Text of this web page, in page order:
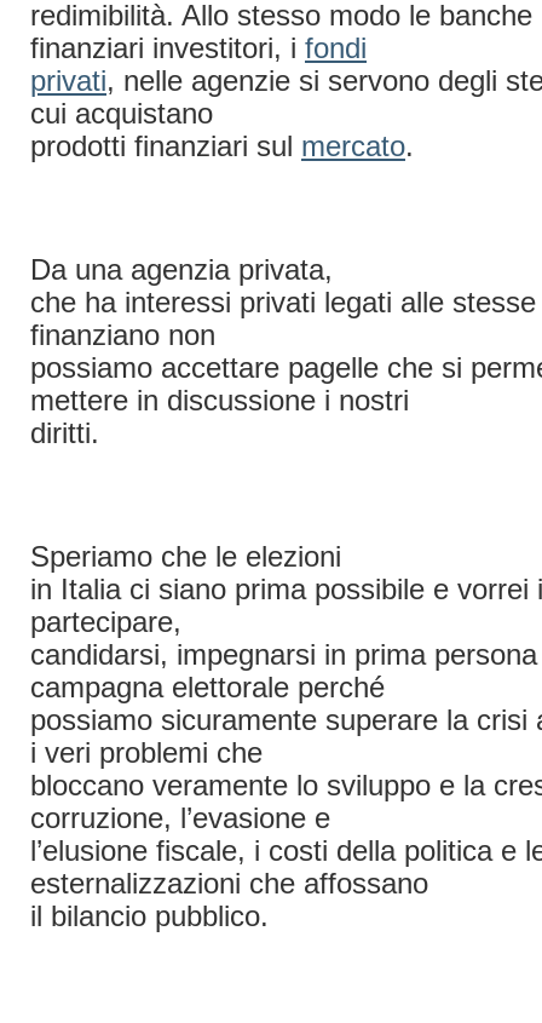
redimibilità. Allo stesso modo le banche
finanziari investitori, i fondi
privati, nelle agenzie si servono degli
cui acquistano
prodotti finanziari sul mercato.
Da una agenzia privata,
che ha interessi privati legati alle
finanziano non
possiamo accettare pagelle che si
mettere in discussione i nostri
diritti.
Speriamo che le elezioni
in Italia ci siano prima possibile e vorrei
partecipare,
candidarsi, impegnarsi in prima
campagna elettorale perché
possiamo sicuramente superare la crisi
i veri problemi che
bloccano veramente lo sviluppo e la
corruzione, l’evasione e
l’elusione fiscale, i costi della politica e
esternalizzazioni che affossano
il bilancio pubblico.